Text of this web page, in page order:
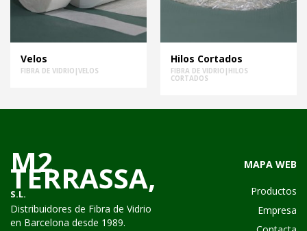
Velos
FIBRA DE VIDRIO|VELOS
Hilos Cortados
FIBRA DE VIDRIO|HILOS
CORTADOS
M2
TERRASSA,
S.L.
Distribuidores de Fibra de Vidrio
en Barcelona desde 1989.
MAPA WEB
Productos
Empresa